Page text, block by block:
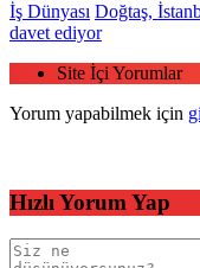
İş Dünyası Doğtaş,
davet ediyor
Site İçi Yorumlar
Yorum yapabilmek için
Hızlı Yorum Yap